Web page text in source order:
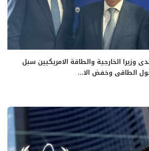
وزيرا الخارجية والطاقة الامريكيين سبل
الطاقى وخفض الا...